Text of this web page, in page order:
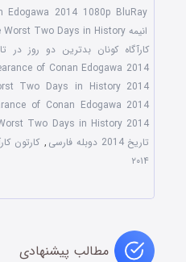
Edogawa 2014 1080p BluRay
انیمه The Worst Two Days in History با زیرنویس چسبیده
کارآگاه کونان بدترین دو روز در تاریخ
of Conan Edogawa 2014
Two Days in History 2014
of Conan Edogawa 2014
Two Days in History 2014
تاریخ 2014 دوبله فارسی
, کارتون
۲۰۱۴
مطالب پیشنهادی